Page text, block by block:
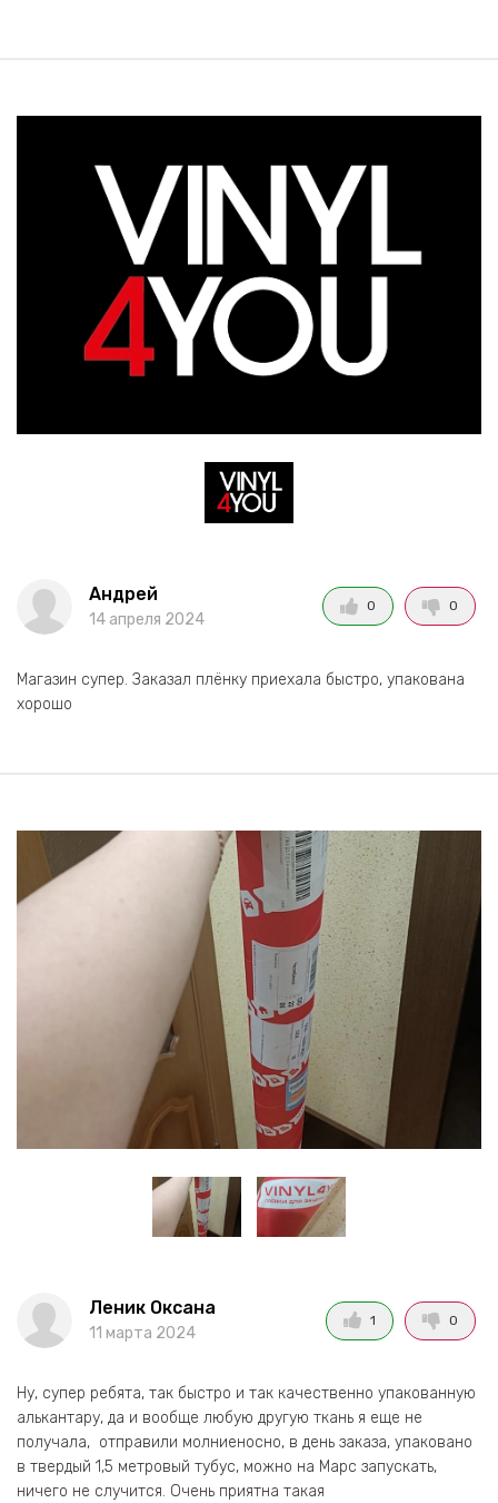
Андрей
14 апреля 2024
0 0
Магазин супер. Заказал плёнку приехала быстро, упакована
хорошо
Леник Оксана
11 марта 2024
1 0
Ну, супер ребята, так быстро и так качественно упакованную
алькантару, да и вообще любую другую ткань я еще не
получала, отправили молниеносно, в день заказа, упаковано
в твердый 1,5 метровый тубус, можно на Марс запускать,
ничего не случится. Очень приятна такая